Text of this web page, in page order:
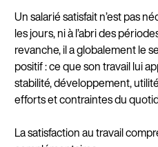
Un salarié satisfait n’est pas
les jours, ni à l’abri des
revanche, il a globalement le
positif : ce que son travail lui
stabilité, développement,
efforts et contraintes du
La satisfaction au travail